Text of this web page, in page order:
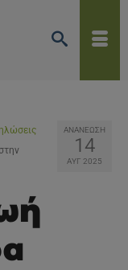
ΑΝΑΝΕΩΣΗ
14
ΑΥΓ 2025